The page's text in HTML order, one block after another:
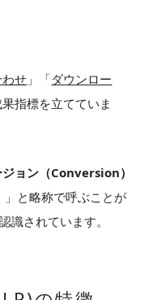
せ 」「ダウンロー
指標を立てていま
ョン（Conversion）
」と略称で呼ぶことが
識されています。